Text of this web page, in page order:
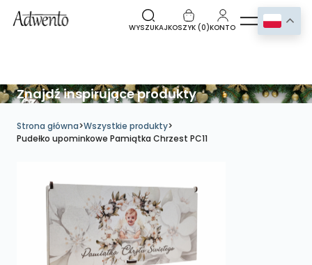
WYSZUKAJKOSZYK (0)KONTO
Znajdź inspirujące produkty
Strona główna>Wszystkie produkty>
Pudełko upominkowe Pamiątka Chrzest PC11